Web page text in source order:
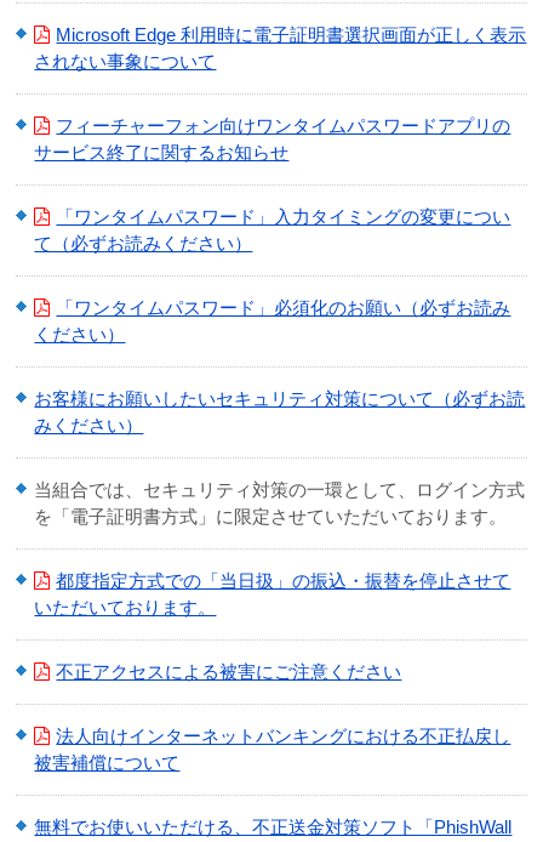
マネー・ローンダリング、テロ資金供与及び拡散金融対策
に係る基本方針
利益相反管理方針
中小企業者等の金融円滑化基本方針
電子決済等代行業者との連携及び協働に係る方針と契約内
Microsoft Edge 利用時に電子証明書選択画面が正しく表示
されない事象について
フィーチャーフォン向けワンタイムパスワードアプリの
サービス終了に関するお知らせ
「ワンタイムパスワード」入力タイミングの変更につい
て（必ずお読みください）
「ワンタイムパスワード」必須化のお願い（必ずお読み
ください）
お客様にお願いしたいセキュリティ対策について（必ずお読
みください）
当組合では、セキュリティ対策の一環として、ログイン方式
を「電子証明書方式」に限定させていただいております。
都度指定方式での「当日扱」の振込・振替を停止させて
いただいております。
不正アクセスによる被害にご注意ください
法人向けインターネットバンキングにおける不正払戻し
被害補償について
無料でお使いいただける、不正送金対策ソフト「PhishWall